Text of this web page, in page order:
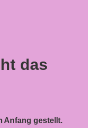
das
Anfang gestellt.